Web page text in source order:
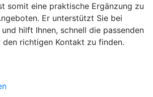
somit eine praktische Ergänzung zu
Er unterstützt Sie bei
hilft Ihnen, schnell die passenden
richtigen Kontakt zu finden.